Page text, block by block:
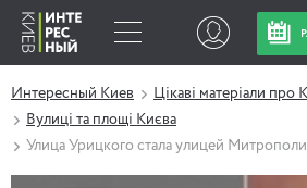
Интересный Киев Цікаві матеріали про
Вулиці та площі Києва
Улица Урицкого стала улицей